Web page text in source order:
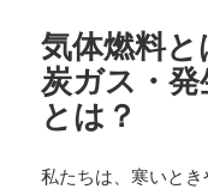
気体燃料
炭ガス・
とは？
私たちは、寒いと